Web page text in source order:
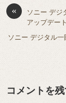
o
o
k
y
n
g
«
ソニー デジ
アップデー
ソニー デジタル
コメントを